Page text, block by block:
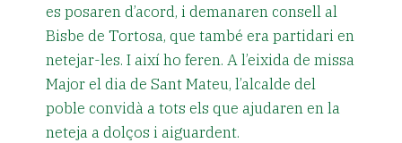
es posaren d’acord, i demanaren consell al
Bisbe de Tortosa, que també era partidari en
netejar-les. I així ho feren. A l’eixida de missa
Major el dia de Sant Mateu, l’alcalde del
poble convidà a tots els que ajudaren en la
neteja a dolços i aiguardent.